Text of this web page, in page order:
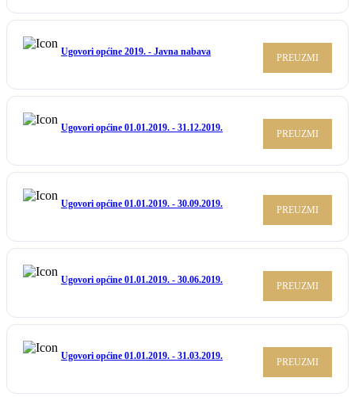
Ugovori općine 2019. - Javna nabava
PREUZMI
Ugovori općine 01.01.2019. - 31.12.2019.
PREUZMI
Ugovori općine 01.01.2019. - 30.09.2019.
PREUZMI
Ugovori općine 01.01.2019. - 30.06.2019.
PREUZMI
Ugovori općine 01.01.2019. - 31.03.2019.
PREUZMI